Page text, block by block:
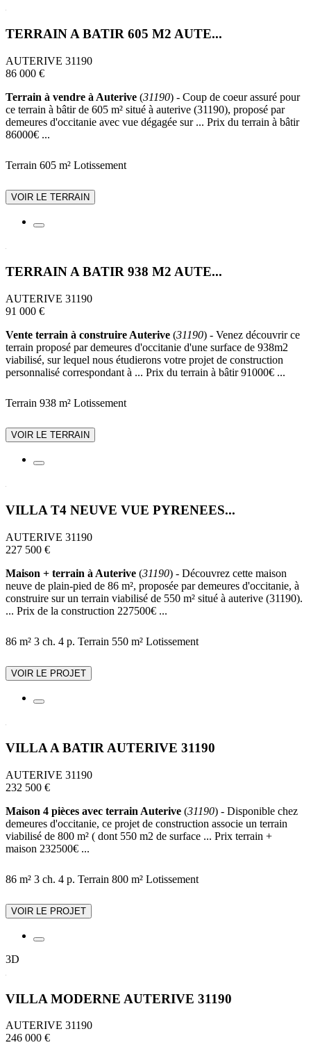
TERRAIN A BATIR 605 M2 AUTE...
AUTERIVE 31190
86 000 €
Terrain à vendre à Auterive (31190) - Coup de coeur assuré pour
ce terrain à bâtir de 605 m² situé à auterive (31190), proposé par
demeures d'occitanie avec vue dégagée sur ... Prix du terrain à bâtir
86000€ ...
Terrain 605 m² Lotissement
VOIR LE TERRAIN
TERRAIN A BATIR 938 M2 AUTE...
AUTERIVE 31190
91 000 €
Vente terrain à construire Auterive (31190) - Venez découvrir ce
terrain proposé par demeures d'occitanie d'une surface de 938m2
viabilisé, sur lequel nous étudierons votre projet de construction
personnalisé correspondant à ... Prix du terrain à bâtir 91000€ ...
Terrain 938 m² Lotissement
VOIR LE TERRAIN
VILLA T4 NEUVE VUE PYRENEES...
AUTERIVE 31190
227 500 €
Maison + terrain à Auterive (31190) - Découvrez cette maison
neuve de plain-pied de 86 m², proposée par demeures d'occitanie, à
construire sur un terrain viabilisé de 550 m² situé à auterive (31190).
... Prix de la construction 227500€ ...
86 m² 3 ch. 4 p. Terrain 550 m² Lotissement
VOIR LE PROJET
VILLA A BATIR AUTERIVE 31190
AUTERIVE 31190
232 500 €
Maison 4 pièces avec terrain Auterive (31190) - Disponible chez
demeures d'occitanie, ce projet de construction associe un terrain
viabilisé de 800 m² ( dont 550 m2 de surface ... Prix terrain +
maison 232500€ ...
86 m² 3 ch. 4 p. Terrain 800 m² Lotissement
VOIR LE PROJET
3D
VILLA MODERNE AUTERIVE 31190
AUTERIVE 31190
246 000 €